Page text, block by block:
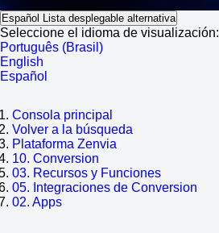
Español Lista desplegable alternativa
Seleccione el idioma de visualización:
Português (Brasil)
English
Español
Consola principal
Volver a la búsqueda
Plataforma Zenvia
10. Conversion
03. Recursos y Funciones
05. Integraciones de Conversion
02. Apps